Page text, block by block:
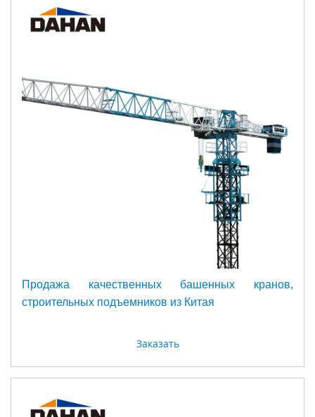
Продажа качественных башенных кранов,
строительных подъемников из Китая
Заказать